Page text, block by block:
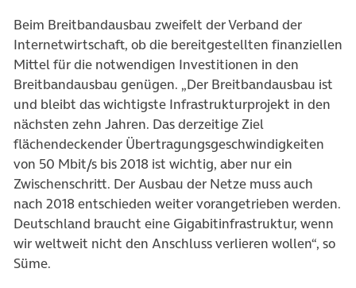
Beim Breitbandausbau zweifelt der Verband der
Internetwirtschaft, ob die bereitgestellten finanziellen
Mittel für die notwendigen Investitionen in den
Breitbandausbau genügen. „Der Breitbandausbau ist
und bleibt das wichtigste Infrastrukturprojekt in den
nächsten zehn Jahren. Das derzeitige Ziel
flächendeckender Übertragungsgeschwindigkeiten
von 50 Mbit/s bis 2018 ist wichtig, aber nur ein
Zwischenschritt. Der Ausbau der Netze muss auch
nach 2018 entschieden weiter vorangetrieben werden.
Deutschland braucht eine Gigabitinfrastruktur, wenn
wir weltweit nicht den Anschluss verlieren wollen“, so
Süme.